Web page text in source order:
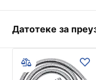
Jamstvo
Materijal
Vaga
Датотеке за
Informacije o